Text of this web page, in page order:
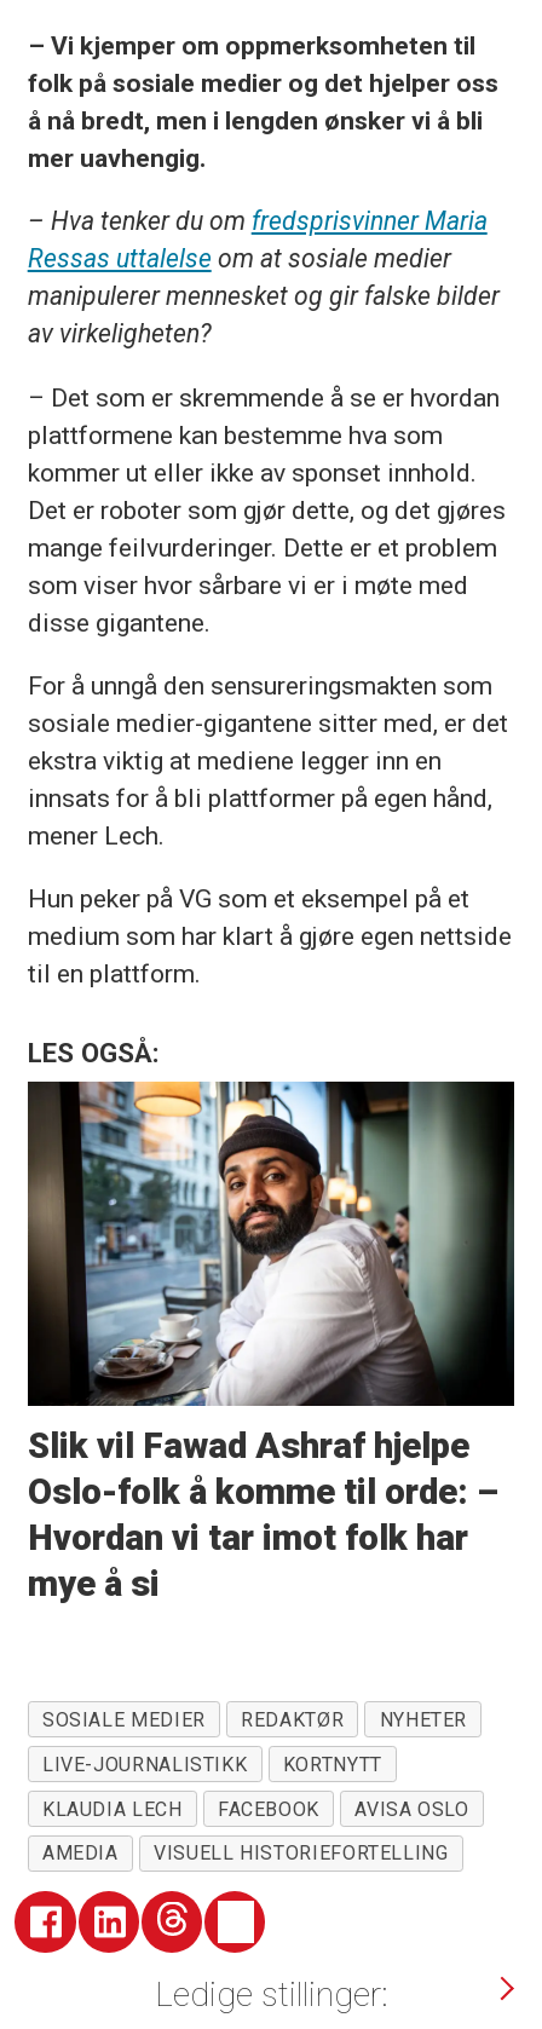
– Vi kjemper om oppmerksomheten til
folk på sosiale medier og det hjelper oss
å nå bredt, men i lengden ønsker vi å bli
mer uavhengig.
– Hva tenker du om fredsprisvinner Maria
Ressas uttalelse om at sosiale medier
manipulerer mennesket og gir falske bilder
av virkeligheten?
– Det som er skremmende å se er hvordan
plattformene kan bestemme hva som
kommer ut eller ikke av sponset innhold.
Det er roboter som gjør dette, og det gjøres
mange feilvurderinger. Dette er et problem
som viser hvor sårbare vi er i møte med
disse gigantene.
For å unngå den sensureringsmakten som
sosiale medier-gigantene sitter med, er det
ekstra viktig at mediene legger inn en
innsats for å bli plattformer på egen hånd,
mener Lech.
Hun peker på VG som et eksempel på et
medium som har klart å gjøre egen nettside
til en plattform.
LES OGSÅ:
Slik vil Fawad Ashraf hjelpe
Oslo-folk å komme til orde: –
Hvordan vi tar imot folk har
mye å si
SOSIALE MEDIER REDAKTØR
NYHETER
LIVE-JOURNALISTIKK
KORTNYTT
KLAUDIA LECH
FACEBOOK
AVISA OSLO
AMEDIA
VISUELL HISTORIEFORTELLING
Ledige stillinger: